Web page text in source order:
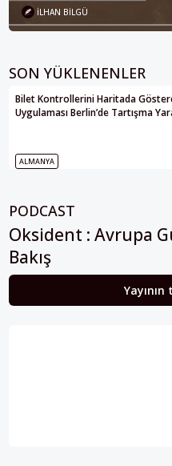
İLHAN BILGÜ
SON YÜKLENENLER
Bilet Kontrollerini Haritada
Uygulaması Berlin’de Tartışma
ALMANYA
PODCAST
Oksident : Avrupa
Bakış